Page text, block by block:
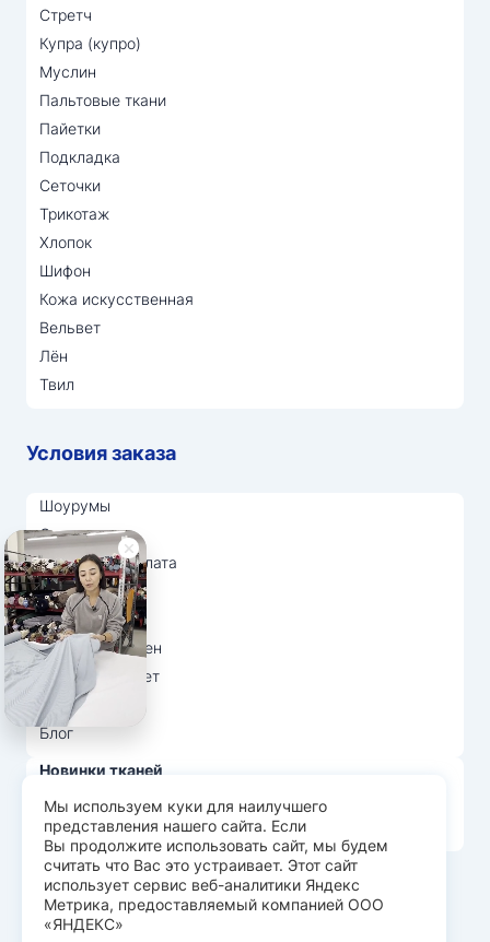
Стретч
Купра (купро)
Муслин
Пальтовые ткани
Пайетки
Подкладка
Сеточки
Трикотаж
Хлопок
Шифон
Кожа искусственная
Вельвет
Лён
Твил
Условия заказа
Шоурумы
Отзывы
Доставка и оплата
О нас
Вопрос-ответ
Возврат и обмен
Личный кабинет
Ткани оптом
Блог
Новинки тканей
Распродажа тканей
Лидеры продаж
© Арт Текс — продажа тканей оптом, 2026
Пользовательское соглашение
Мы используем куки для наилучшего
представления нашего сайта. Если
Вы продолжите использовать сайт, мы будем
считать что Вас это устраивает. Этот сайт
использует сервис веб-аналитики Яндекс
Метрика, предоставляемый компанией ООО
«ЯНДЕКС»